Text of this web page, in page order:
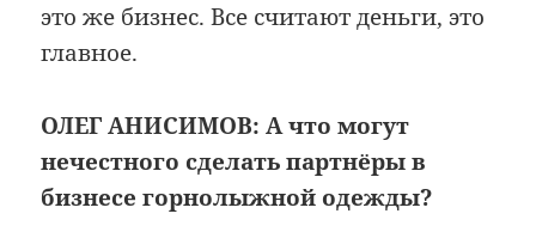
это же бизнес. Все считают деньги, это
главное.
ОЛЕГ АНИСИМОВ: А что могут
нечестного сделать партнёры в
бизнесе горнолыжной одежды?